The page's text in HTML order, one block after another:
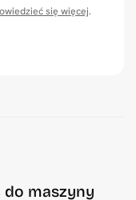
się więcej.
do maszyny